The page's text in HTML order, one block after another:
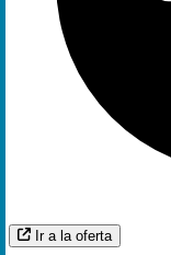
Ir a la oferta